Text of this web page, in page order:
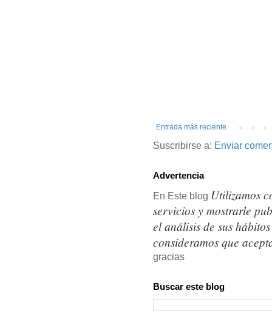
Entrada más reciente
Suscribirse a: Enviar
Advertencia
En Este blog Utilizamos
servicios y mostrarle
el análisis de sus
consideramos que
gracias
Buscar este blog